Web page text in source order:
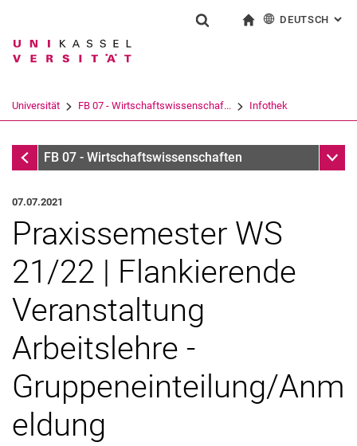
Springe direkt zu: Inhalt
Springe direkt zu: Suche
Springe direkt zu:
Suchbegriff
Suchen (öffnet externen Link in einem
DEUTSCH :
Universität FB 07 - Wirtschaftswissenschaf... Infothek
InfothekFB 07 - Wirtschaftswissenschaften
07.07.2021
Praxissemester WS
21/22 | Flankierende
Veranstaltung
Arbeitslehre -
Gruppeneinteilung/Anm
eldung